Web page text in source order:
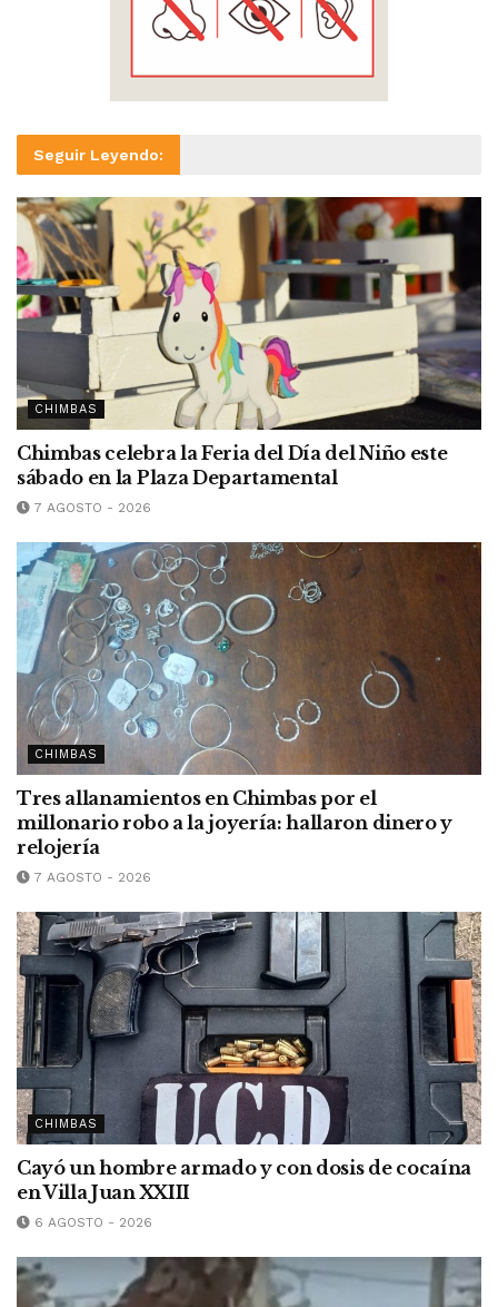
Seguir Leyendo:
CHIMBAS
Chimbas celebra la Feria del Día del Niño este
sábado en la Plaza Departamental
7 AGOSTO - 2026
CHIMBAS
Tres allanamientos en Chimbas por el
millonario robo a la joyería: hallaron dinero y
relojería
7 AGOSTO - 2026
CHIMBAS
Cayó un hombre armado y con dosis de cocaína
en Villa Juan XXIII
6 AGOSTO - 2026